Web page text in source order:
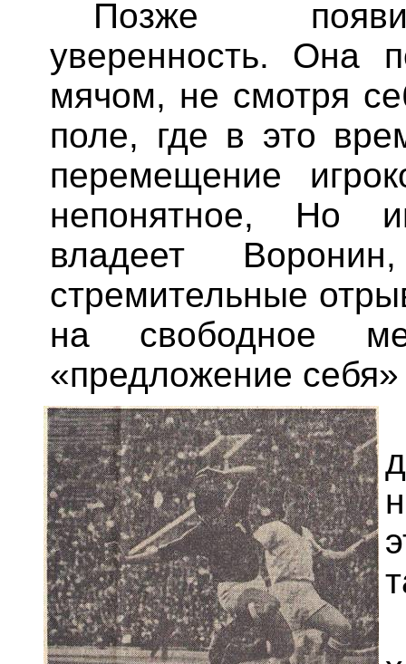
Позже
уверенность. Она
мячом, не смотря
поле, где в это
перемещение
непонятное, Но
владеет
стремительные
на свободное
«предложение